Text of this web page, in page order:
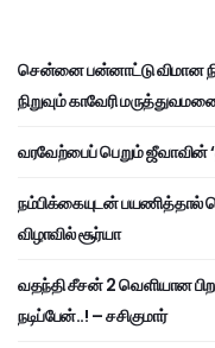
சென்னை பன்னாட்டு விமான
நிறுவும் காவேரி
வரவேற்பைப் பெறும் ஜீவாவின்
நம்பிக்கையுடன் பயணித்தால்
விழாவில் சூர்யா
வதந்தி சீசன் 2 வெளியான
நடிப்பேன்..! – சசிகுமார்